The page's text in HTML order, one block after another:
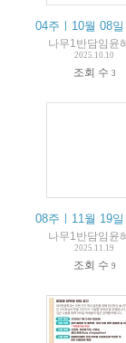
04주ㅣ10월 08
나무1반담임윤
2025.10.10
조회 수 3
08주ㅣ11월 19
나무1반담임윤
2025.11.19
조회 수 9